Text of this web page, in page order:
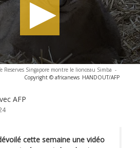
Reserves Singapore montre le lionceau Simba -
Copyright © africanews HANDOUT/AFP
AFP
cette semaine une vidéo